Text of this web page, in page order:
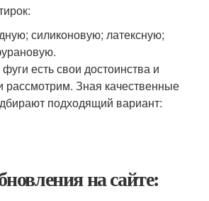
силиконовую; латексную;
есть свои достоинства и
рассмотрим. Зная качественные
подходящий вариант:
на сайте: